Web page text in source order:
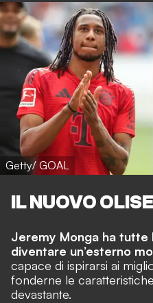
Getty/ GOAL
IL NUOVO
Jeremy Monga ha
diventare un’esterno
capace di ispirarsi ai
fonderne le
devastante.